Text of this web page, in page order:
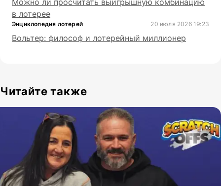
в лотерее
Энциклопедия лотерей 20 июля 2026 19:23
Вольтер: философ и лотерейный миллионер
Читайте также